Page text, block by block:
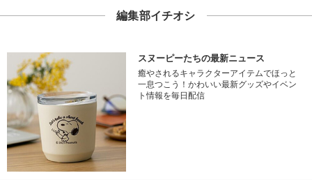
編集部イチオシ
スヌーピーたちの最新ニュース
癒やされるキャラクターアイテムでほっと
一息つこう！かわいい最新グッズやイベン
ト情報を毎日配信